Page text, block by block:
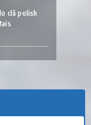
clã polish